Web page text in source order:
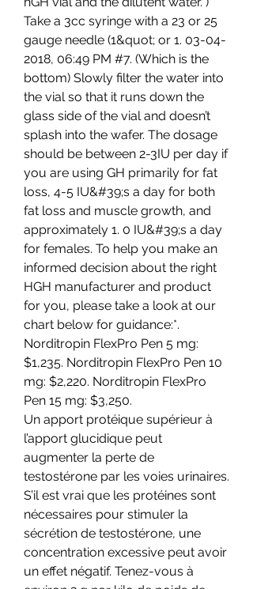
Take a 3cc syringe with a 23 or 25
gauge needle (1&quot; or 1. 03-04-
2018, 06:49 PM #7. (Which is the
bottom) Slowly filter the water into
the vial so that it runs down the
glass side of the vial and doesn’t
splash into the wafer. The dosage
should be between 2-3IU per day if
you are using GH primarily for fat
loss, 4-5 IU&#39;s a day for both
fat loss and muscle growth, and
approximately 1. 0 IU&#39;s a day
for females. To help you make an
informed decision about the right
HGH manufacturer and product
for you, please take a look at our
chart below for guidance:*.
Norditropin FlexPro Pen 5 mg:
$1,235. Norditropin FlexPro Pen 10
mg: $2,220. Norditropin FlexPro
Pen 15 mg: $3,250.
Un apport protéique supérieur à
l’apport glucidique peut
augmenter la perte de
testostérone par les voies urinaires.
S’il est vrai que les protéines sont
nécessaires pour stimuler la
sécrétion de testostérone, une
concentration excessive peut avoir
un effet négatif. Tenez-vous à